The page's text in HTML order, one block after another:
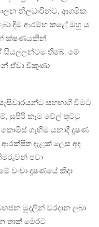
නිලධාරින්ට, ආගමික
දිම ආරම්භ කළේ ඔහු ය.
ක්ෂණයකින්
සියල්ලන්ටම තිබේ. මේ
ඒවා විකුණා
සහභාගි විමට
සුපිරි කෑම වේල් තුට්ටු
ගැහීම යනාදී දූෂණ
දැළක් ලෙස අද
පවා
වංචා දූෂණයේ කිදා
මුදලින් වරදාන ලබා
තාක් මෙරට